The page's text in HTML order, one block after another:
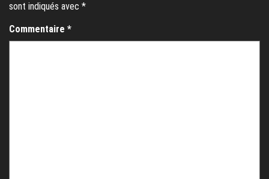
sont indiqués avec *
Commentaire *